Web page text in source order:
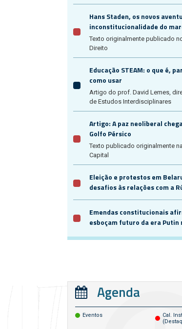
Hans Staden, os novos
inconstitucionalidade do
Texto originalmente publicado
Direito
Educação STEAM: o que é,
como usar
Artigo do prof. David Lemes,
de Estudos Interdisciplinares
Artigo: A paz neoliberal
Golfo Pérsico
Texto publicado originalmente
Capital
Eleição e protestos em
desafios às relações com a
Emendas constitucionais
esboçam futuro da era Putin
Agenda
Eventos
Cal.